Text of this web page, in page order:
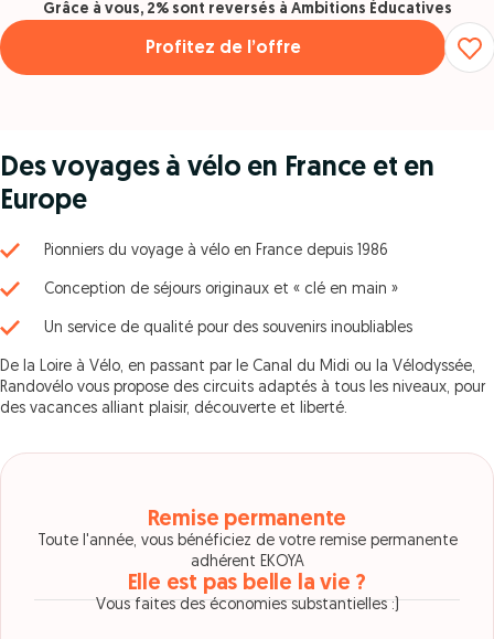
Des voyages à vélo en France et en
Europe
Pionniers du voyage à vélo en France depuis 1986
Conception de séjours originaux et « clé en main »
Un service de qualité pour des souvenirs inoubliables
De la Loire à Vélo, en passant par le Canal du Midi ou la Vélodyssée,
Randovélo vous propose des circuits adaptés à tous les niveaux, pour
des vacances alliant plaisir, découverte et liberté.
Profitez de l’offre
Grâce à vous, 2% sont reversés à Ambitions Éducatives
Remise permanente
Toute l'année, vous bénéficiez de votre remise permanente
adhérent EKOYA
Elle est pas belle la vie ?
Vous faites des économies substantielles :)